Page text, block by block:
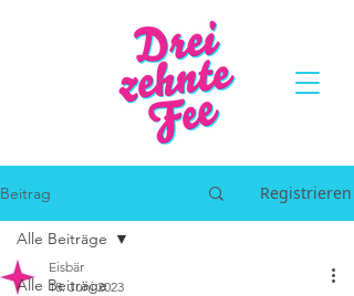
Beitrag Registrieren
Alle Beiträge
Alle Beiträge
Eisbär
18. Juni 2023